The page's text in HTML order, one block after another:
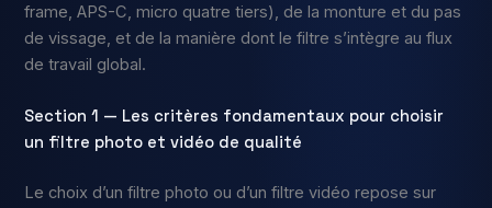
frame, APS-C, micro quatre tiers), de la monture et du pas
de vissage, et de la manière dont le filtre s’intègre au flux
de travail global.
Section 1 — Les critères fondamentaux pour choisir
un filtre photo et vidéo de qualité
Le choix d’un filtre photo ou d’un filtre vidéo repose sur